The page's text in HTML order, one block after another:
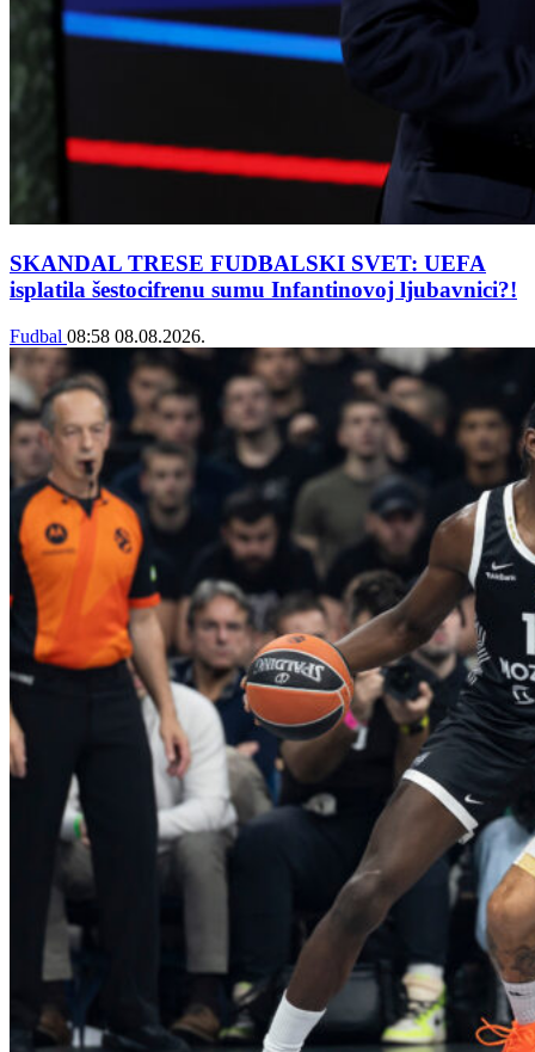
SKANDAL TRESE FUDBALSKI SVET: UEFA
isplatila šestocifrenu sumu Infantinovoj ljubavnici?!
Fudbal 08:58 08.08.2026.